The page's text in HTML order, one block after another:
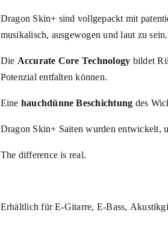
Dragon Skin+ sind vollgepackt mit
musikalisch, ausgewogen und laut zu sein.
Die Accurate Core Technology bildet
Potenzial entfalten können.
Eine hauchdünne Beschichtung des
Dragon Skin+ Saiten wurden entwickelt,
The difference is real.
Erhältlich für E-Gitarre, E-Bass,